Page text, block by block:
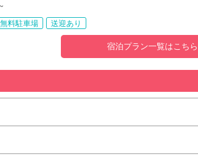
無料駐車場 送迎あり
宿泊プラン一覧はこちら